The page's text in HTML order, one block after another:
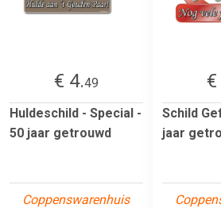
€ 4.49
Huldeschild - Special -
50 jaar getrouwd
Coppenswarenhuis
€
Schild
jaar